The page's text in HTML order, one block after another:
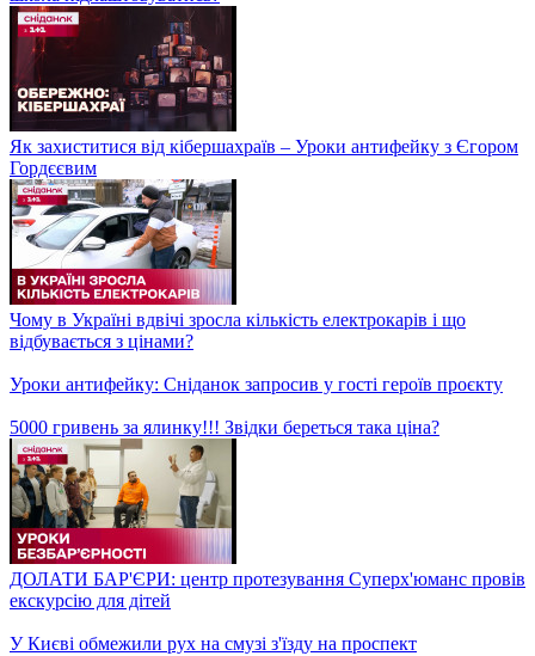
В її танк влучив снаряд і вона дивом вижила: історія бойової
медикині Валентини Деньгіною
Якщо учень потребує дієтичного харчування чи повинна
школа підлаштовуватись?
Гордєєвим
Чому в Україні вдвічі зросла кількість електрокарів і що
відбувається з цінами?